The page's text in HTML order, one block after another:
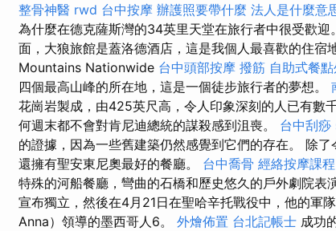
整骨神醫 rwd 台中按摩 辦護照要帶什麼 法人是什麼意
為什麼在德克薩斯灣的34英里天堂在旅行者中很受歡迎
面，大狼旅館是蓋洛德酒店，這是我個人最喜歡的住
Mountains Nationwide 台中頭部按摩 撥筋 自助式餐
四個最高山峰的所在地，這是一個徒步旅行者的夢想。
花崗岩製成，由425英尺高，令人印象深刻的人已有數
何週末都不會對肯尼迪總統的謀殺感到沮喪。 台中刮痧
的證據，因為一些舊建築仍然感覺到它們的存在。 除
還擁有聖安東尼奧最好的餐廳。 台中喬骨 經絡按摩課程
特殊的河船餐廳，彎曲的石橋和歷史悠久的戶外劇院表
宣布獨立，然後在4月21日在聖哈辛托戰役中，他的軍
Anna）領導的墨西哥人6。 外燴佈置 台北記帳士 成功